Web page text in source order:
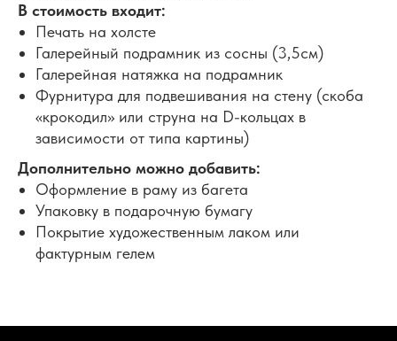
В стоимость входит:
Печать на холсте
Галерейный подрамник из сосны (3,5см)
Галерейная натяжка на подрамник
Фурнитура для подвешивания на стену (скоба
«крокодил» или струна на D-кольцах в
зависимости от типа картины)
Дополнительно можно добавить:
Оформление в раму из багета
Упаковку в подарочную бумагу
Покрытие художественным лаком или
фактурным гелем